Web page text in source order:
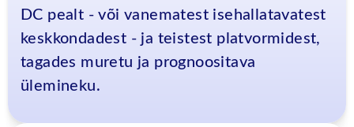
DC pealt - või vanematest isehallatavatest
keskkondadest - ja teistest platvormidest,
tagades muretu ja prognoositava
ülemineku.